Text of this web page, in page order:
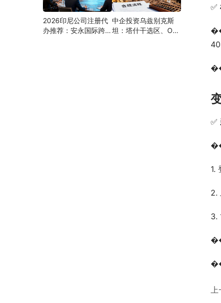
✅
✅
1.
2.
3.
2026印尼公司注册代
办推荐：安永国际跨境
中企投资乌兹别克斯
坦：塔什干选区、ODI